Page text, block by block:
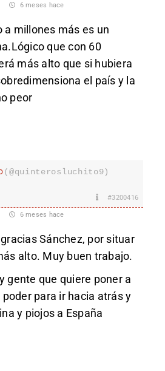
6 meses hace
a millones más es un
que con 60
más alto que si hubiera
el país y la
peor
(@quinterosluchito9)
#3200416
6 meses hace
Sánchez, por situar
alto. Muy buen trabajo.
gente que quiere poner a
poder para ir hacia atrás y
y piojos a España